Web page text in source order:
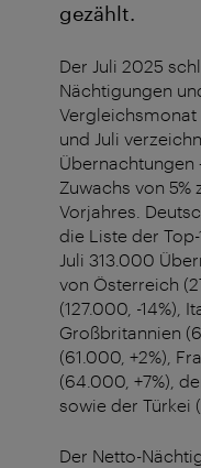
gezählt.
Der Juli 2025
Nächtigungen
Vergleichsmonat
und Juli
Übernachtungen
Zuwachs von
Vorjahres.
die Liste der
Juli 313.000
von Österreich
(127.000, -14%),
Großbritannien
(61.000, +2%),
(64.000, +7%),
sowie der Türkei
Der Netto-